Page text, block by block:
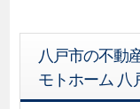
八戸市の不動
モトホーム 八